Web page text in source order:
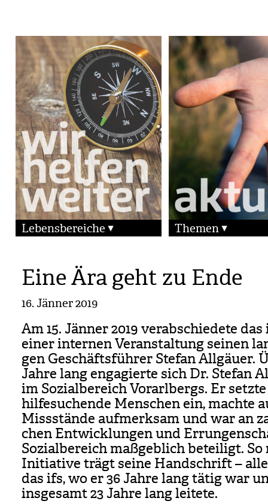
Lebensbereiche Themen
Eine Ära geht zu Ende
16. Jänner 2019
Am 15. Jän­ner 2019 ver­ab­schie­dete
einer inter­nen Ver­an­stal­tung sei­nen
gen Geschäfts­füh­rer Ste­fan All­gäuer.
Jahre lang enga­gierte sich Dr. Ste­fan
im Sozi­al­be­reich Vor­arl­bergs. Er
hil­fe­su­chende Men­schen ein, machte
Miss­stände auf­merk­sam und war an
chen Ent­wick­lun­gen und
Sozi­al­be­reich maß­geb­lich betei­ligt. So
Initia­tive trägt seine Hand­schrift –
das ifs, wo er 36 Jahre lang tätig war
ins­ge­samt 23 Jahre lang lei­tete.